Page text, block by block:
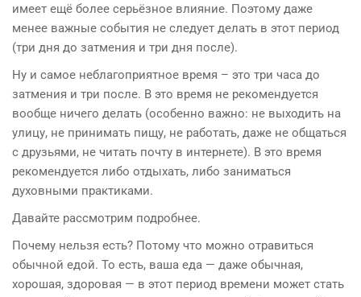
имеет ещё более серьёзное влияние. Поэтому даже
менее важные события не следует делать в этот период
(три дня до затмения и три дня после).
Ну и самое неблагоприятное время – это три часа до
затмения и три после. В это время не рекомендуется
вообще ничего делать (особенно важно: не выходить на
улицу, не принимать пищу, не работать, даже не общаться
с друзьями, не читать почту в интернете). В это время
рекомендуется либо отдыхать, либо заниматься
духовными практиками.
Давайте рассмотрим подробнее.
Почему нельзя есть? Потому что можно отравиться
обычной едой. То есть, ваша еда — даже обычная,
хорошая, здоровая — в этот период времени может стать